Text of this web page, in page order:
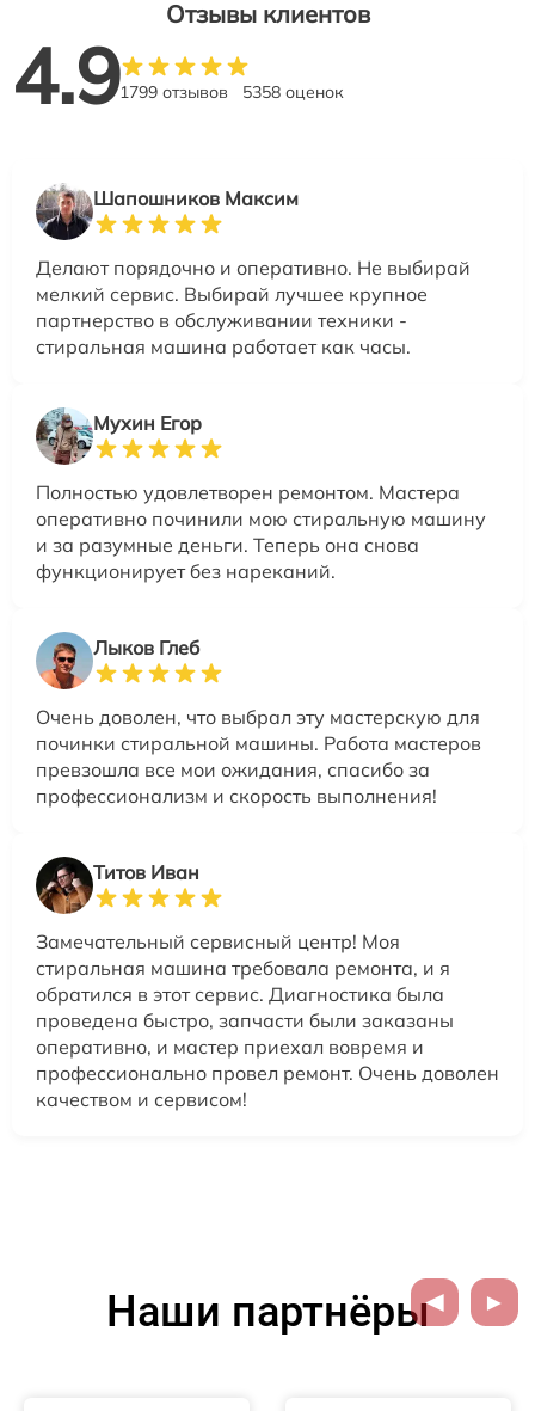
Отзывы клиентов
4.91799 отзывов 5358 оценок
Шапошников Максим
Делают порядочно и оперативно. Не выбирай
мелкий сервис. Выбирай лучшее крупное
партнерство в обслуживании техники -
стиральная машина работает как часы.
Мухин Егор
Полностью удовлетворен ремонтом. Мастера
оперативно починили мою стиральную машину
и за разумные деньги. Теперь она снова
функционирует без нареканий.
Лыков Глеб
Очень доволен, что выбрал эту мастерскую для
починки стиральной машины. Работа мастеров
превзошла все мои ожидания, спасибо за
профессионализм и скорость выполнения!
Титов Иван
Замечательный сервисный центр! Моя
стиральная машина требовала ремонта, и я
обратился в этот сервис. Диагностика была
проведена быстро, запчасти были заказаны
оперативно, и мастер приехал вовремя и
профессионально провел ремонт. Очень доволен
качеством и сервисом!
Наши партнёры